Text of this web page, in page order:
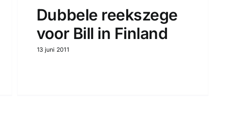
Dubbele reekszege
voor Bill in Finland
13 juni 2011